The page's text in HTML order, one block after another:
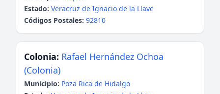
Estado: Veracruz de Ignacio de la Llave
Códigos Postales: 92810
Colonia: Rafael Hernández Ochoa
(Colonia)
Municipio: Poza Rica de Hidalgo